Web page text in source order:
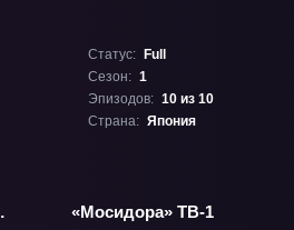
Статус:
Full
Сезон: 1
Эпизодов: 10 из 10
Страна: Япония
«Мосидора» ТВ-1